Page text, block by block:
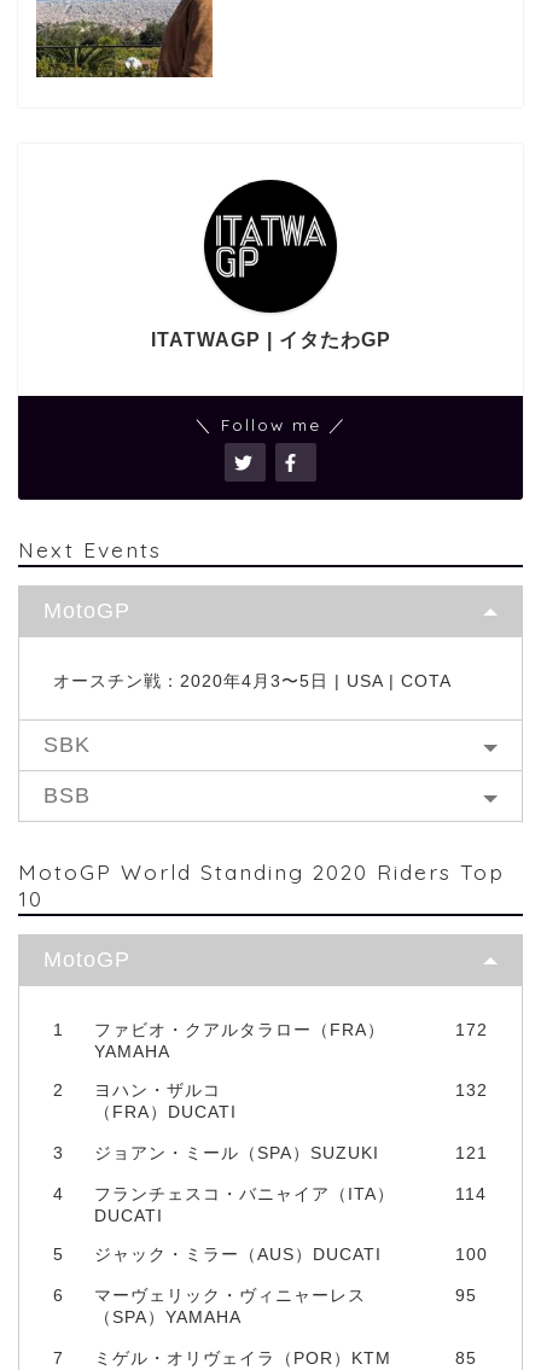
ITATWAGP | イタたわGP
＼ Follow me ／
Next Events
MotoGP
オースチン戦：2020年4月3〜5日 | USA | COTA
SBK
BSB
MotoGP World Standing 2020 Riders Top
10
MotoGP
1
ファビオ・クアルタラロー（FRA）
YAMAHA
172
2
ヨハン・ザルコ
（FRA）DUCATI
132
3 ジョアン・ミール（SPA）SUZUKI 121
4
フランチェスコ・バニャイア（ITA）
DUCATI
114
5 ジャック・ミラー（AUS）DUCATI 100
6
マーヴェリック・ヴィニャーレス
（SPA）YAMAHA
95
7 ミゲル・オリヴェイラ（POR）KTM 85